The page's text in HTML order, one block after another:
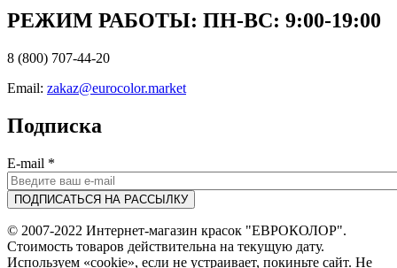
РЕЖИМ РАБОТЫ: ПН-ВC: 9:00-19:00
8 (800) 707-44-20
Email: zakaz@eurocolor.market
Подписка
E-mail *
© 2007-2022 Интернет-магазин красок "ЕВРОКОЛОР".
Стоимость товаров действительна на текущую дату.
Используем «cookie», если не устраивает, покиньте сайт. Не